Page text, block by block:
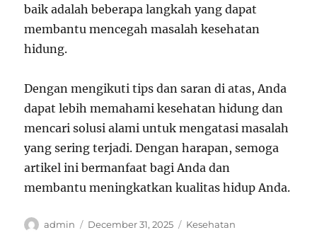
baik adalah beberapa langkah yang dapat
membantu mencegah masalah kesehatan
hidung.
Dengan mengikuti tips dan saran di atas, Anda
dapat lebih memahami kesehatan hidung dan
mencari solusi alami untuk mengatasi masalah
yang sering terjadi. Dengan harapan, semoga
artikel ini bermanfaat bagi Anda dan
membantu meningkatkan kualitas hidup Anda.
Author
admin
Posted
December 31, 2025 Categories
Kesehatan